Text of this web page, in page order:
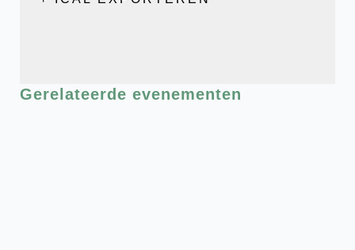
Gerelateerde evenementen